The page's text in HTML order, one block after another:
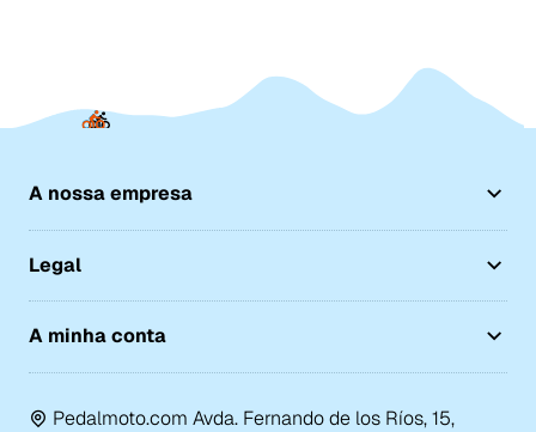
A nossa empresa
Legal
A minha conta
Pedalmoto.com Avda. Fernando de los Ríos, 15,